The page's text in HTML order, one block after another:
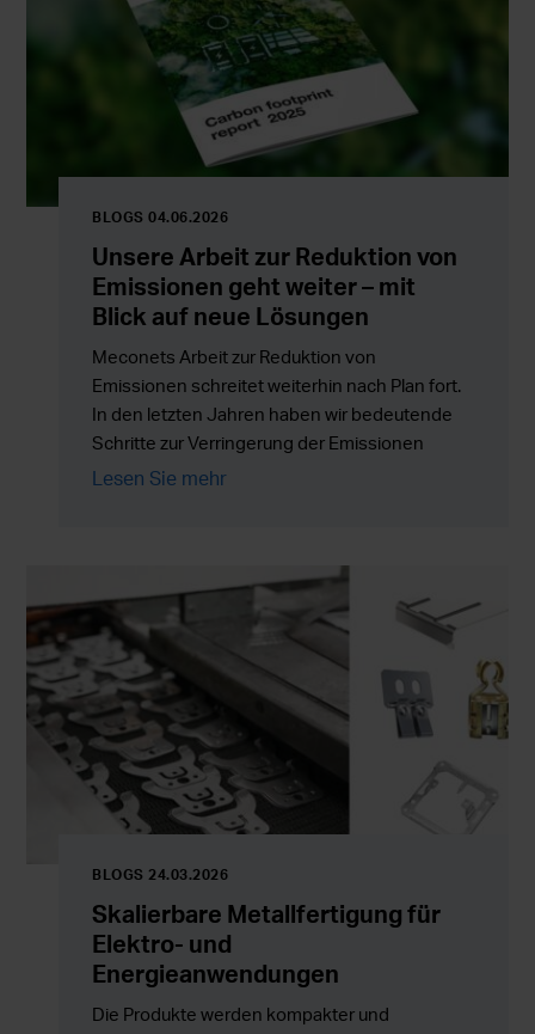
BLOGS 04.06.2026
Unsere Arbeit zur Reduktion von
Emissionen geht weiter – mit
Blick auf neue Lösungen
Meconets Arbeit zur Reduktion von
Emissionen schreitet weiterhin nach Plan fort.
In den letzten Jahren haben wir bedeutende
Schritte zur Verringerung der Emissionen
unserer eigenen Tätigkeit unternommen und
Lesen Sie mehr
BLOGS 24.03.2026
Skalierbare Metallfertigung für
Elektro- und
Energieanwendungen
Die Produkte werden kompakter und